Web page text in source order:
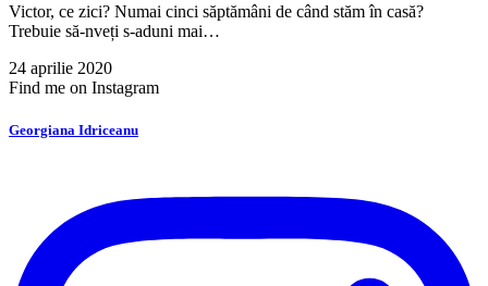
Victor, ce zici? Numai cinci săptămâni de când stăm în casă?
Trebuie să-nveți s-aduni mai…
24 aprilie 2020
Find me on Instagram
Georgiana Idriceanu